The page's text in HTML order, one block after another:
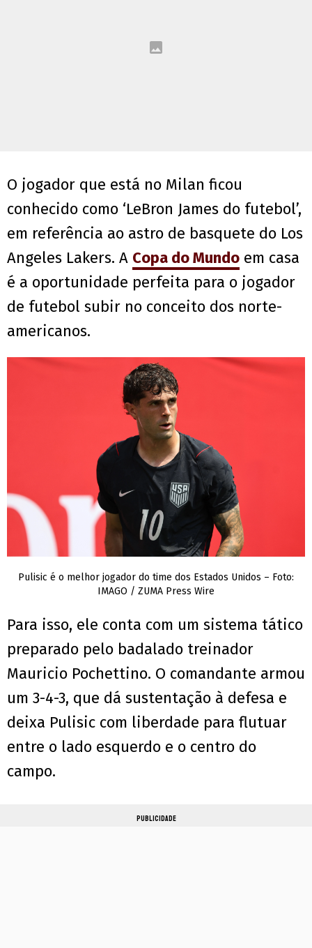
O jogador que está no Milan ficou
conhecido como ‘LeBron James do futebol’,
em referência ao astro de basquete do Los
Angeles Lakers. A Copa do Mundo em casa
é a oportunidade perfeita para o jogador
de futebol subir no conceito dos norte-
americanos.
Pulisic é o melhor jogador do time dos Estados Unidos – Foto:
IMAGO / ZUMA Press Wire
Para isso, ele conta com um sistema tático
preparado pelo badalado treinador
Mauricio Pochettino. O comandante armou
um 3-4-3, que dá sustentação à defesa e
deixa Pulisic com liberdade para flutuar
entre o lado esquerdo e o centro do
campo.
PUBLICIDADE